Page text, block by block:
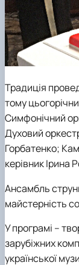
Традиція
тому
Симфонічний
Духовий
Горбатенко;
керівник Ірина
Ансамбль
майстерність
У програмі –
зарубіжних
української